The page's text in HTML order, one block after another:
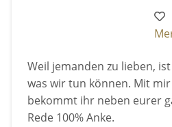
Weil jemanden zu lieben,
was wir tun können. Mit
bekommt ihr neben eurer
Rede 100% Anke.